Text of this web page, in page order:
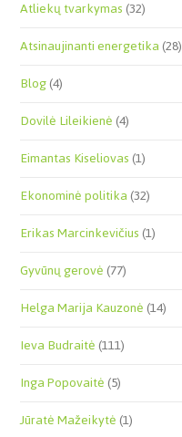
Atliekų tvarkymas(32)
Atsinaujinanti energetika(28)
Blog(4)
Dovilė Lileikienė(4)
Eimantas Kiseliovas(1)
Ekonominė politika(32)
Erikas Marcinkevičius(1)
Gyvūnų gerovė(77)
Helga Marija Kauzonė(14)
Ieva Budraitė(111)
Inga Popovaitė(5)
Jūratė Mažeikytė(1)